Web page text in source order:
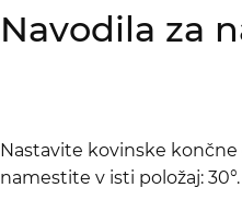
Navodila za
Nastavite kovinske končne
namestite v isti položaj: